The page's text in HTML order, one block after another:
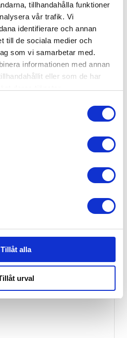
tillhandahålla funktioner
vår trafik. Vi
identifierare och annan
till de sociala medier och
som vi samarbetar med.
informationen med annan
eller som de har
Tillåt alla
urval